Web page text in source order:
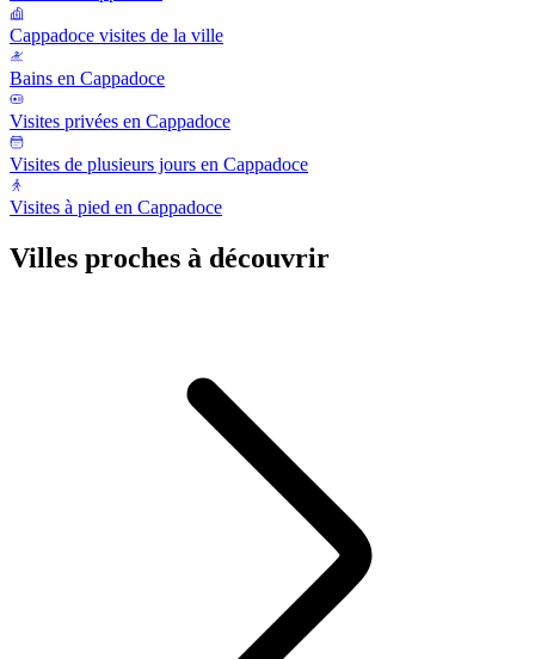
Cappadoce visites de la ville
Bains en Cappadoce
Visites privées en Cappadoce
Visites de plusieurs jours en Cappadoce
Visites à pied en Cappadoce
Villes proches à découvrir